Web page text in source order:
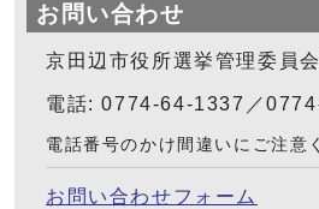
お問い合わせ
京田辺市役所選挙管理委員
電話: 0774-64-1337／
電話番号のかけ間違いにご注意
お問い合わせフォーム